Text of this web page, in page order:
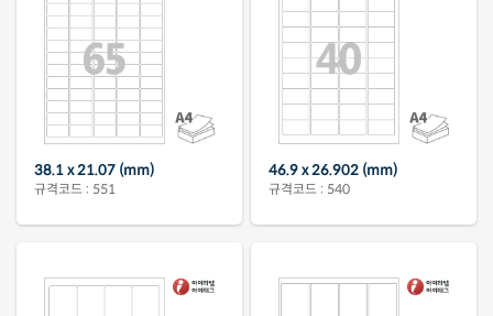
38.1 x 21.07 (mm)
규격코드 : 551
46.9 x 26.902 (mm)
규격코드 : 540